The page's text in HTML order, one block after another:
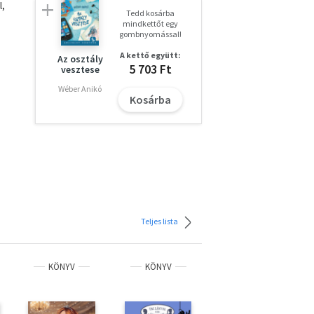
Az osztály
vesztese
Wéber Anikó
Tedd kosárba
mindkettőt egy
gombnyomással!
A kettő együtt:
5 703 Ft
Kosárba
Teljes lista
KÖNYV KÖNYV